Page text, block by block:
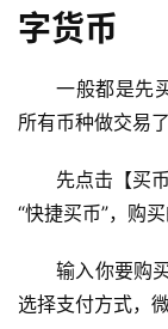
字货币
一般都是先
所有币种做交易了
先点击【买
“快捷买币”，购
输入你要购
选择支付方式，